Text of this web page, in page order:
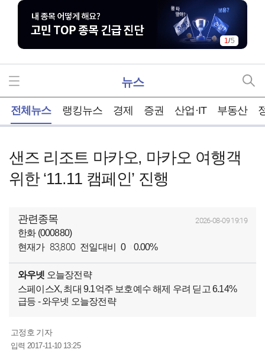
1/5
뉴스
전체뉴스 랭킹뉴스 경제 증권 산업·IT 부동산
샌즈 리조트 마카오, 마카오 여행객
위한 ‘11.11 캠페인’ 진행
관련종목 2026-08-09 19:19
한화 (000880)
현재가 83,800 전일대비 0 0.00%
와우넷 오늘장전략
스페이스X, 최대 9.1억주 보호예수 해제 우려 딛고 6.14%
급등 - 와우넷 오늘장전략
고정호 기자
입력2017-11-10 13:25